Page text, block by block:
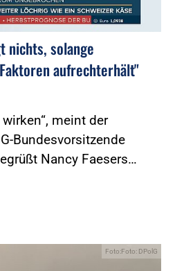
nichts, solange
aufrechterhält"
meint der
Bundesvorsitzende
Nancy Faesers…
Foto:Foto: DPolG